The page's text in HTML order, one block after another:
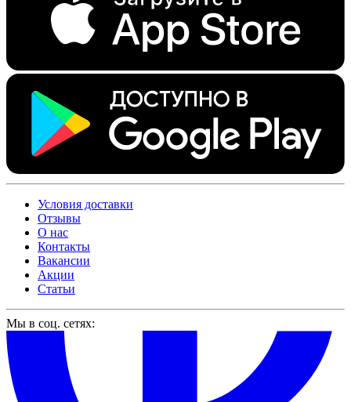
Условия доставки
Отзывы
О нас
Контакты
Вакансии
Акции
Статьи
Мы в соц. сетях: